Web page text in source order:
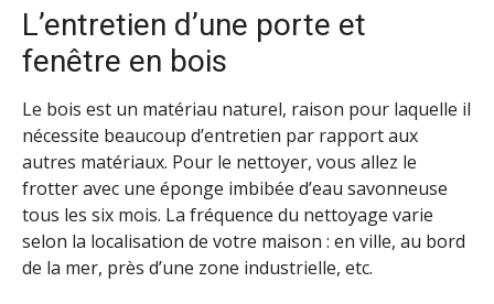
L’entretien d’une porte et
fenêtre en bois
Le bois est un matériau naturel, raison pour laquelle il
nécessite beaucoup d’entretien par rapport aux
autres matériaux. Pour le nettoyer, vous allez le
frotter avec une éponge imbibée d’eau savonneuse
tous les six mois. La fréquence du nettoyage varie
selon la localisation de votre maison : en ville, au bord
de la mer, près d’une zone industrielle, etc.